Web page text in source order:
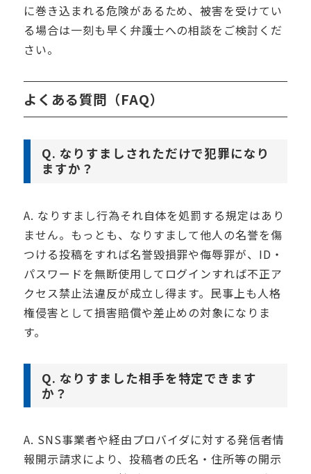
に巻き込まれる危険があるため、被害を受けてい
る場合は一刻も早く弁護士への相談をご検討くだ
さい。
よくある質問（FAQ）
Q. なりすましされただけで犯罪になり
ますか？
A. なりすまし行為それ自体を処罰する規定はあり
ません。もっとも、なりすまして他人の名誉を傷
つける投稿をすれば名誉毀損罪や侮辱罪が、ID・
パスワードを無断使用してログインすれば不正ア
クセス禁止法違反が成立し得ます。民事上も人格
権侵害として損害賠償や差止めの対象になりま
す。
Q. なりすました相手を特定できます
か？
A. SNS事業者や経由プロバイダに対する発信者情
報開示請求により、投稿者の氏名・住所等の開示